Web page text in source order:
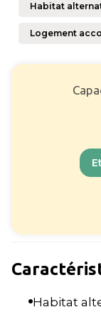
Habitat
Logement
Habitat